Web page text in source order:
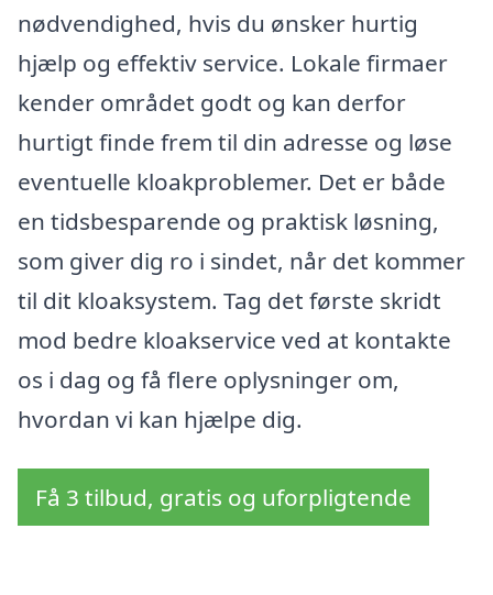
nødvendighed, hvis du ønsker hurtig
hjælp og effektiv service. Lokale firmaer
kender området godt og kan derfor
hurtigt finde frem til din adresse og løse
eventuelle kloakproblemer. Det er både
en tidsbesparende og praktisk løsning,
som giver dig ro i sindet, når det kommer
til dit kloaksystem. Tag det første skridt
mod bedre kloakservice ved at kontakte
os i dag og få flere oplysninger om,
hvordan vi kan hjælpe dig.
Få 3 tilbud, gratis og uforpligtende